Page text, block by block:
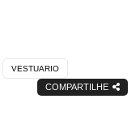
VESTUARIO
COMPARTILHE